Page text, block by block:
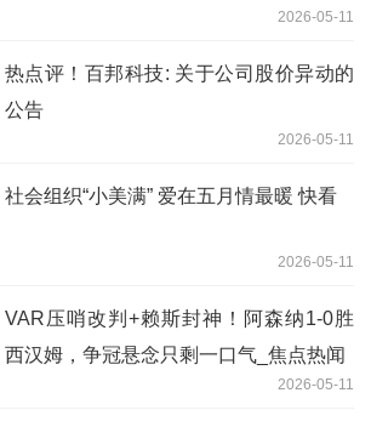
2026-05-11
热点评！百邦科技: 关于公司股价异动的
公告
2026-05-11
社会组织“小美满” 爱在五月情最暖 快看
2026-05-11
VAR压哨改判+赖斯封神！阿森纳1-0胜
西汉姆，争冠悬念只剩一口气_焦点热闻
2026-05-11